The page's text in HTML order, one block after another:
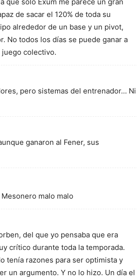
de sacar el 120% de toda su
alrededor de un base y un pivot,
No todos los días se puede ganar a
colectivo.
pero sistemas del entrenador… Ni
ganaron al Fener, sus
malo malo
del que yo pensaba que era
crítico durante toda la temporada.
tenía razones para ser optimista y
un argumento. Y no lo hizo. Un día el